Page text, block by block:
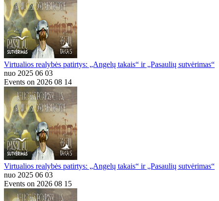
Virtualios realybės patirtys: „Angelų takais“ ir „Pasaulių sutvėrimas“
nuo 2025 06 03
Events on 2026 08 14
Virtualios realybės patirtys: „Angelų takais“ ir „Pasaulių sutvėrimas“
nuo 2025 06 03
Events on 2026 08 15